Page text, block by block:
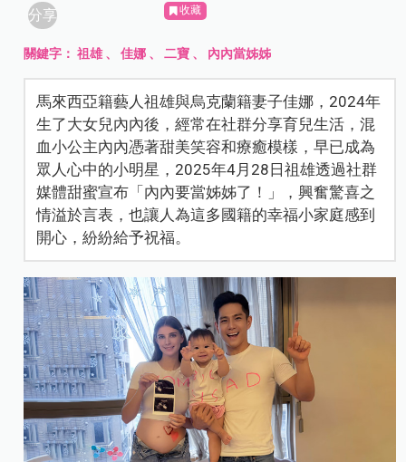
分享 收藏
關鍵字：祖雄、佳娜 、二寶 、 內內當姊姊
馬來西亞籍藝人祖雄與烏克蘭籍妻子佳娜，2024年
生了大女兒內內後，經常在社群分享育兒生活，混
血小公主內內憑著甜美笑容和療癒模樣，早已成為
眾人心中的小明星，2025年4月28日祖雄透過社群
媒體甜蜜宣布「內內要當姊姊了！」，興奮驚喜之
情溢於言表，也讓人為這多國籍的幸福小家庭感到
開心，紛紛給予祝福。